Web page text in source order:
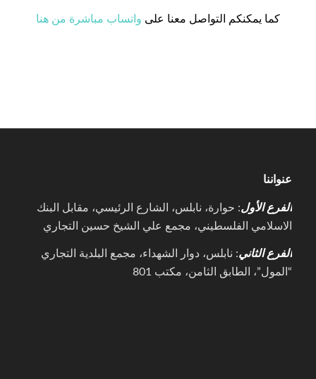
كما يمكنكم التواصل معنا على واتساب مباشرة من هنا
عنواننا
الفرع الأول: حوارة، نابلس، الشارع الرئيسي، مقابل البنك
الاسلامي الفلسطيني، مجمع علي الشيخ حسين التجاري
الفرع الثاني: نابلس، دوار الشهداء، مجمع البلدية التجاري
“المول”، الطابق الثامن، مكتب 801